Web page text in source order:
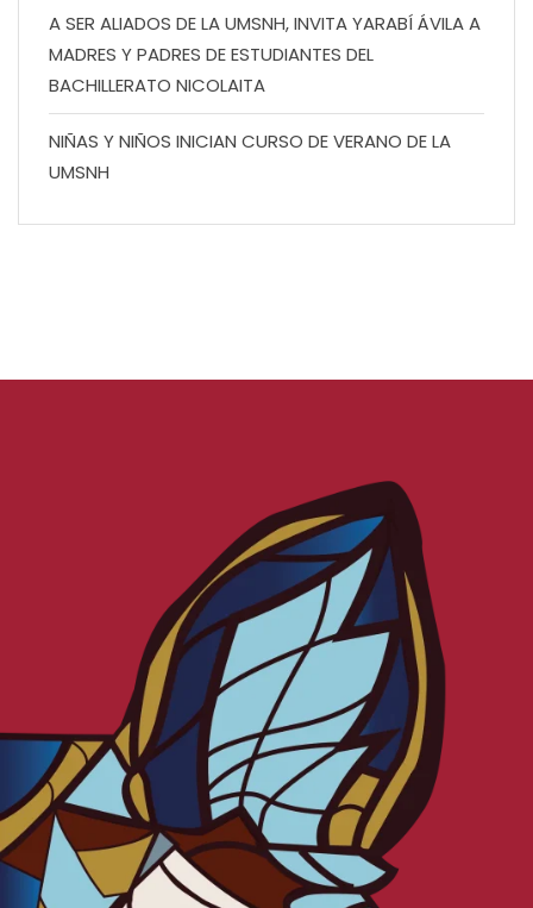
A SER ALIADOS DE LA UMSNH, INVITA YARABÍ ÁVILA A
MADRES Y PADRES DE ESTUDIANTES DEL
BACHILLERATO NICOLAITA
NIÑAS Y NIÑOS INICIAN CURSO DE VERANO DE LA
UMSNH